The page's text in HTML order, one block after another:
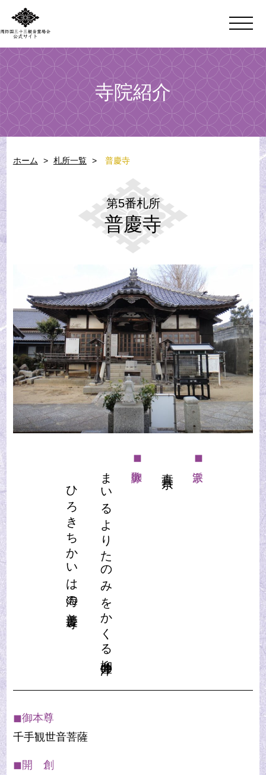
寺院紹介
ホーム > 札所一覧 > 普慶寺
第5番札所
普慶寺
◼︎宗派
◼︎御詠歌
まいるよりたのみをかくる柳井津の
ひろきちかいは海の普慶寺
◼︎御本尊
千手観世音菩薩
◼︎開 創